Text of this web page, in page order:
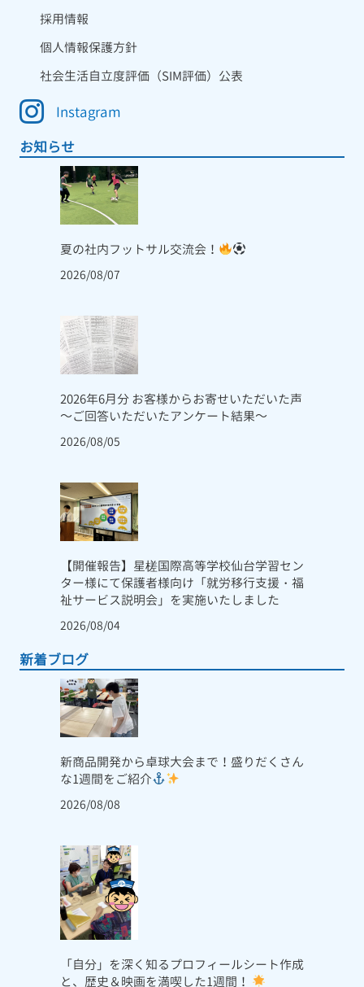
採用情報
個人情報保護方針
社会生活自立度評価（SIM評価）公表
Instagram
お知らせ
夏の社内フットサル交流会！
2026/08/07
2026年6月分 お客様からお寄せいただいた声
～ご回答いただいたアンケート結果～
2026/08/05
【開催報告】星槎国際高等学校仙台学習セン
ター様にて保護者様向け「就労移行支援・福
祉サービス説明会」を実施いたしました
2026/08/04
新着ブログ
新商品開発から卓球大会まで！盛りだくさん
な1週間をご紹介
2026/08/08
「自分」を深く知るプロフィールシート作成
と、歴史＆映画を満喫した1週間！